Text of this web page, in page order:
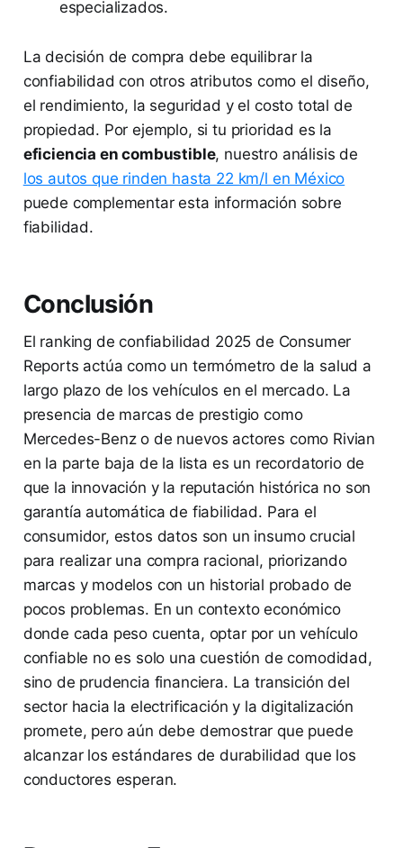
especializados.
La decisión de compra debe equilibrar la
confiabilidad con otros atributos como el diseño,
el rendimiento, la seguridad y el costo total de
propiedad. Por ejemplo, si tu prioridad es la
eficiencia en combustible, nuestro análisis de
los autos que rinden hasta 22 km/l en México
puede complementar esta información sobre
fiabilidad.
Conclusión
El ranking de confiabilidad 2025 de Consumer
Reports actúa como un termómetro de la salud a
largo plazo de los vehículos en el mercado. La
presencia de marcas de prestigio como
Mercedes-Benz o de nuevos actores como Rivian
en la parte baja de la lista es un recordatorio de
que la innovación y la reputación histórica no son
garantía automática de fiabilidad. Para el
consumidor, estos datos son un insumo crucial
para realizar una compra racional, priorizando
marcas y modelos con un historial probado de
pocos problemas. En un contexto económico
donde cada peso cuenta, optar por un vehículo
confiable no es solo una cuestión de comodidad,
sino de prudencia financiera. La transición del
sector hacia la electrificación y la digitalización
promete, pero aún debe demostrar que puede
alcanzar los estándares de durabilidad que los
conductores esperan.